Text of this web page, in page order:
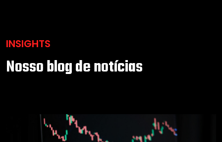
INSIGHTS
Nosso blog de notícias